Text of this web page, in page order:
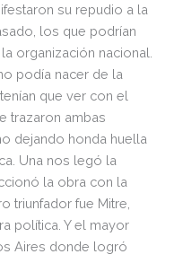
su repudio a la
los que podrían
organización nacional.
podía nacer de la
que ver con el
trazaron ambas
dejando honda huella
Una nos legó la
la obra con la
triunfador fue Mitre,
política. Y el mayor
Aires donde logró